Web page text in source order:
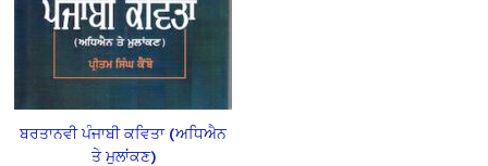
ਬਰਤਾਨਵੀ ਪੰਜਾਬੀ ਕਵਿਤਾ (ਅਧਿਐਨ
ਤੇ ਮੁਲਾਂਕਣ)